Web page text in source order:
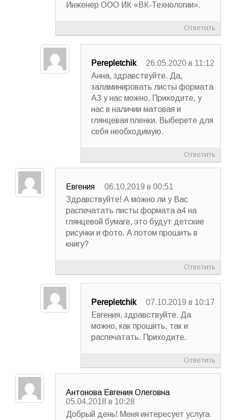
Инженер ООО ИК «ВК-Технологии».
Ответить
Perepletchik
26.05.2020 в 11:12
Анна, здравствуйте. Да,
заламинировать листы формата
А3 у нас можно. Приходите, у
нас в наличии матовая и
глянцевая пленки. Выберете для
себя необходимую.
Ответить
Евгения
06.10.2019 в 00:51
Здравствуйте! А можно ли у Вас
распечатать листы формата а4 на
глянцевой бумаге, это будут детские
рисунки и фото. А потом прошить в
книгу?
Ответить
Perepletchik
07.10.2019 в 10:17
Евгения, здравствуйте. Да
можно, как прошить, так и
распечатать. Приходите.
Ответить
Антонова Евгения Олеговна
05.04.2018 в 10:28
Добрый день! Меня интересует услуга